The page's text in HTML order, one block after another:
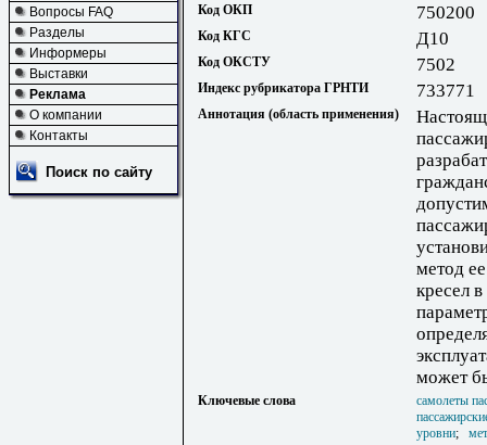
Вопросы FAQ
Разделы
Информеры
Выставки
Реклама
О компании
Контакты
Поиск по сайту
Код ОКП 750200
Код КГС Д10
Код ОКСТУ 7502
Индекс рубрикатора ГРНТИ 733771
Аннотация (область применения)
метод
кресел
может
Ключевые слова
самолеты
уровни;